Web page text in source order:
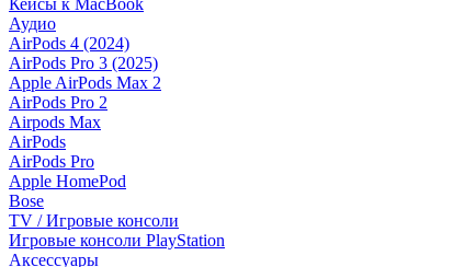
Кейсы к MacBook
Аудио
AirPods 4 (2024)
AirPods Pro 3 (2025)
Apple AirPods Max 2
AirPods Pro 2
Airpods Max
AirPods
AirPods Pro
Apple HomePod
Bose
TV / Игровые консоли
Игровые консоли PlayStation
Аксессуары